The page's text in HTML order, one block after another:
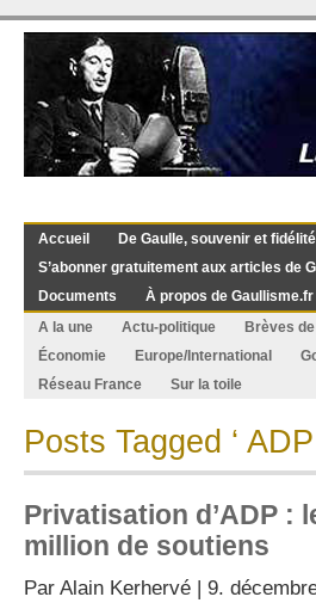
Accueil De Gaulle, souvenir et fidélité
S’abonner gratuitement aux articles de
Documents
À propos de Gaullisme.fr
A la une
Actu-politique Brèves
Économie
Europe/International
Réseau France
Sur la toile
Posts Tagged ‘ ADP
Privatisation d’ADP :
million de soutiens
Par Alain Kerhervé | 9.